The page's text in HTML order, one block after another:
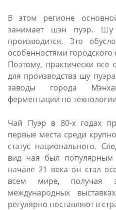
В этом регионе
занимает шэн пуэр. Шу
производится. Это
особенностями
Поэтому, практически все
для производства шу
заводы города
ферментации по
Чай Пуэр в 80-х годах
первые места среди
статус национального.
вид чая был
начале 21 века он стал
всем мире, получая
международных
регулярно поставляют в